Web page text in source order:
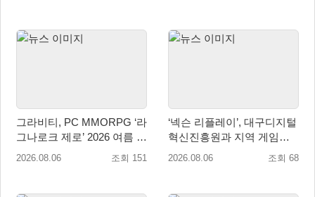
그라비티, PC MMORPG ‘라
그나로크 제로’ 2026 여름 프
로모션 진행!
2026.08.06 조회 151
‘넥슨 리플레이’, 대구디지털
혁신진흥원과 지역 게임산
업 육성 위한 업무협약 체결
2026.08.06 조회 68